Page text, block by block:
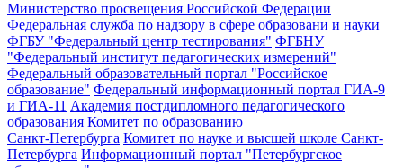
Министерство просвещения Российской Федерации
Федеральная служба по надзору в сфере образовани и науки
ФГБУ "Федеральный центр тестирования" ФГБНУ
"Федеральный институт педагогических измерений"
Федеральный образовательный портал "Российское
образование" Федеральный информационный портал ГИА-9
и ГИА-11 Академия постдипломного педагогического
образования Комитет по образованию
Санкт-Петербурга Комитет по науке и высшей школе Санкт-
Петербурга Информационный портал "Петербургское